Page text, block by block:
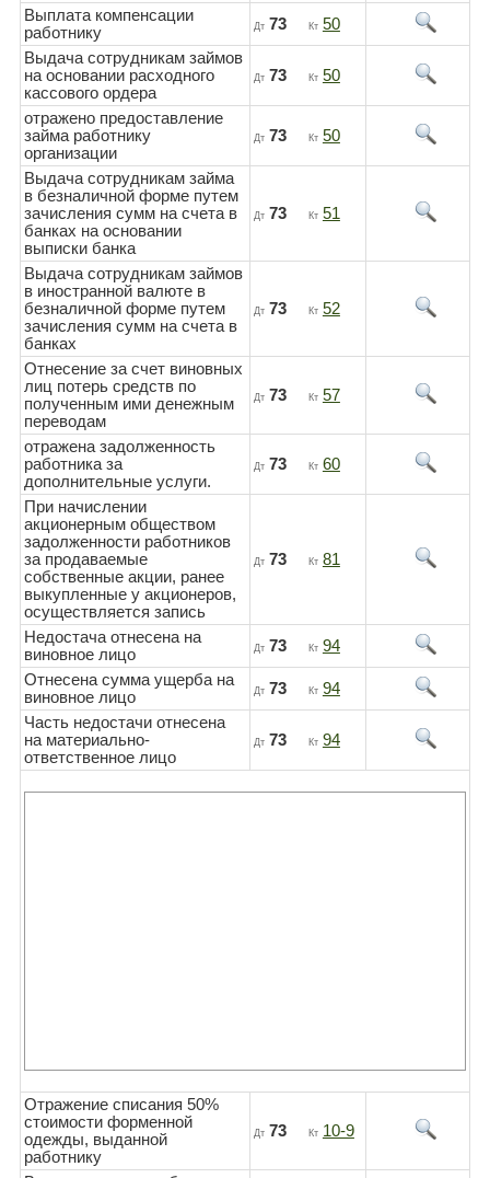
Выплата компенсации
работнику
Дт 73 Кт 50
Выдача сотрудникам займов
на основании расходного
кассового ордера
Дт 73 Кт 50
отражено предоставление
займа работнику
организации
Дт 73 Кт 50
Выдача сотрудникам займа
в безналичной форме путем
зачисления сумм на счета в
банках на основании
выписки банка
Дт 73 Кт 51
Выдача сотрудникам займов
в иностранной валюте в
безналичной форме путем
зачисления сумм на счета в
банках
Дт 73 Кт 52
Отнесение за счет виновных
лиц потерь средств по
полученным ими денежным
переводам
Дт 73 Кт 57
отражена задолженность
работника за
дополнительные услуги.
Дт 73 Кт 60
При начислении
акционерным обществом
задолженности работников
за продаваемые
собственные акции, ранее
выкупленные у акционеров,
осуществляется запись
Дт 73 Кт 81
Недостача отнесена на
виновное лицо
Дт 73 Кт 94
Отнесена сумма ущерба на
виновное лицо
Дт 73 Кт 94
Часть недостачи отнесена
на материально-
ответственное лицо
Дт 73 Кт 94
Отражение списания 50%
стоимости форменной
одежды, выданной
работнику
Дт 73 Кт 10-9